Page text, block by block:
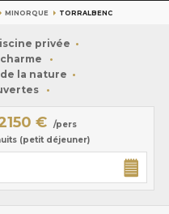
MINORQUE TORRALBENC
privée
la nature
€
/pers
(petit déjeuner)